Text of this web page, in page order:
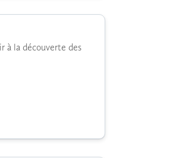
à la découverte des